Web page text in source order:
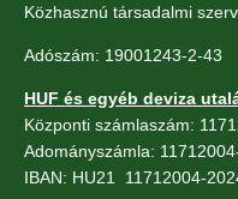
Közhasznú társadalmi
Adószám: 19001243-2-43
HUF és egyéb deviza
Központi számlaszám:
Adományszámla:
IBAN: HU21 11712004-